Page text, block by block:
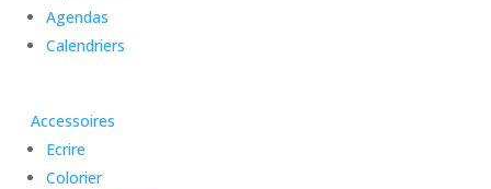
Agendas
Calendriers
Accessoires
Ecrire
Colorier